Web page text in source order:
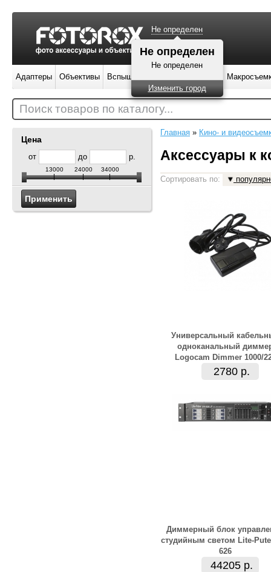
Цена
от до р.
13000 24000 34000
Главная » Кино- и
Аксессуары к
Сортировать по:
Универсальный
одноканальный
Logocam Dimmer 1000/
2780 р.
Диммерный блок
студийным светом Lite-
626
44205 р.
Не определен
Не определен
Не определен
Изменить город
Адаптеры Объективы Вспышки
Поиск товаров по каталогу...